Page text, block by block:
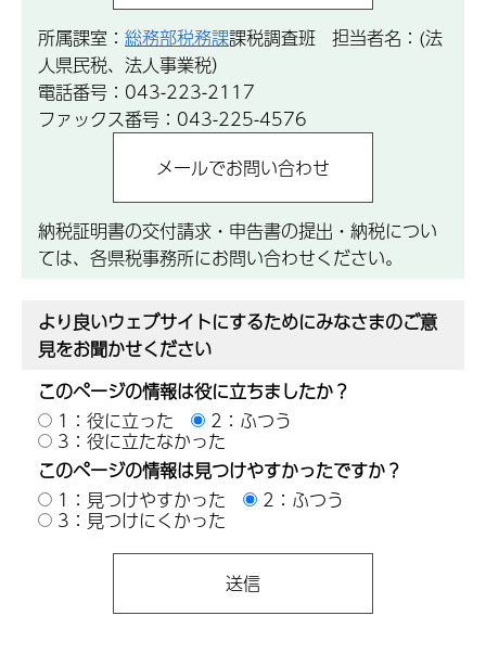
所属課室： 総務部税務課課税調査班 担当者名：(法
人県民税、法人事業税）
電話番号：043-223-2117
ファックス番号：043-225-4576
納税証明書の交付請求・申告書の提出・納税につい
ては、各県税事務所にお問い合わせください。
より良いウェブサイトにするためにみなさまのご意
見をお聞かせください
このページの情報は役に立ちましたか？
1：役に立った
2：ふつう
3：役に立たなかった
このページの情報は見つけやすかったですか？
1：見つけやすかった
2：ふつう
3：見つけにくかった